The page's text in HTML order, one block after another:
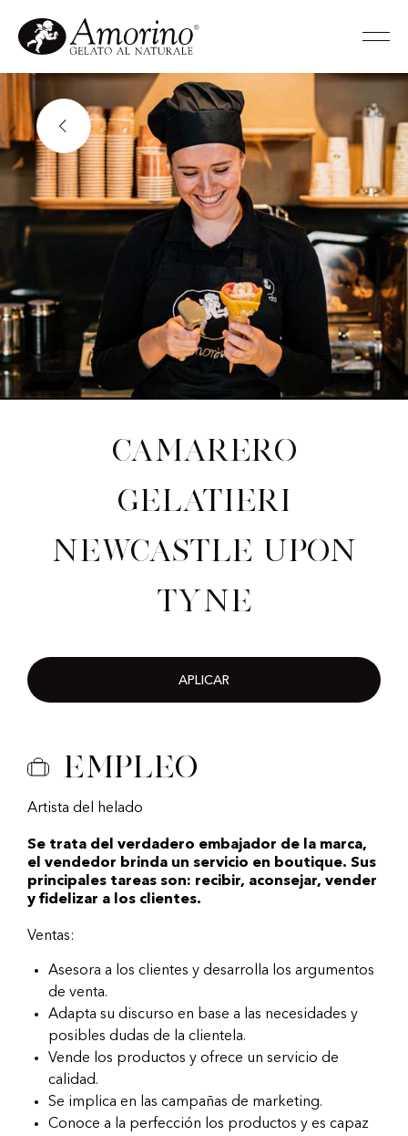
Camarero
gelatieri
Newcastle upon
Tyne
APLICAR
Empleo
Artista del helado
Se trata del verdadero embajador de la marca,
el vendedor brinda un servicio en boutique. Sus
principales tareas son: recibir, aconsejar, vender
y fidelizar a los clientes.
Ventas:
Asesora a los clientes y desarrolla los argumentos
de venta.
Adapta su discurso en base a las necesidades y
posibles dudas de la clientela.
Vende los productos y ofrece un servicio de
calidad.
Se implica en las campañas de marketing.
Conoce a la perfección los productos y es capaz